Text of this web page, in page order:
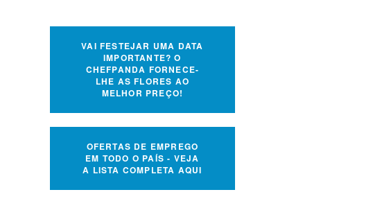
VAI FESTEJAR UMA DATA
IMPORTANTE? O
CHEFPANDA FORNECE-
LHE AS FLORES AO
MELHOR PREÇO!
OFERTAS DE EMPREGO
EM TODO O PAÍS - VEJA
A LISTA COMPLETA AQUI